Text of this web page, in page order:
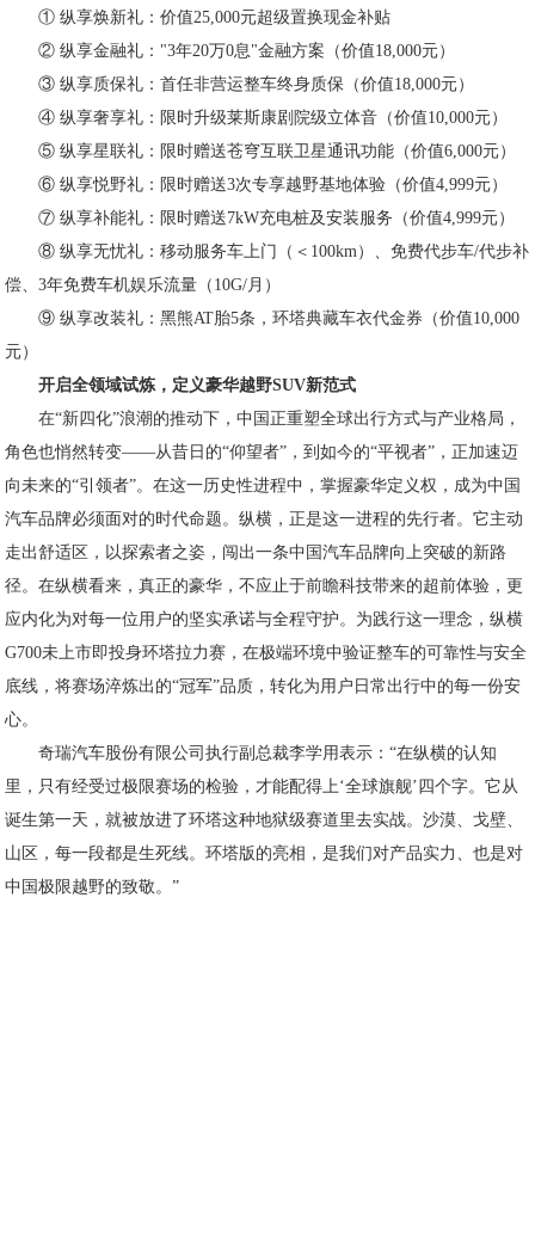
① 纵享焕新礼：价值25,000元超级置换现金补贴
② 纵享金融礼："3年20万0息"金融方案（价值18,000元）
③ 纵享质保礼：首任非营运整车终身质保（价值18,000元）
④ 纵享奢享礼：限时升级莱斯康剧院级立体音（价值10,000元）
⑤ 纵享星联礼：限时赠送苍穹互联卫星通讯功能（价值6,000元）
⑥ 纵享悦野礼：限时赠送3次专享越野基地体验（价值4,999元）
⑦ 纵享补能礼：限时赠送7kW充电桩及安装服务（价值4,999元）
⑧ 纵享无忧礼：移动服务车上门（＜100km）、免费代步车/代步补
偿、3年免费车机娱乐流量（10G/月）
⑨ 纵享改装礼：黑熊AT胎5条，环塔典藏车衣代金券（价值10,000
元）
开启全领域试炼， 定义豪华越野SUV新范式
在“新四化”浪潮的推动下，中国正重塑全球出行方式与产业格局，
角色也悄然转变——从昔日的“仰望者”，到如今的“平视者”，正加速迈
向未来的“引领者”。在这一历史性进程中，掌握豪华定义权，成为中国
汽车品牌必须面对的时代命题。纵横，正是这一进程的先行者。它主动
走出舒适区，以探索者之姿，闯出一条中国汽车品牌向上突破的新路
径。在纵横看来，真正的豪华，不应止于前瞻科技带来的超前体验，更
应内化为对每一位用户的坚实承诺与全程守护。为践行这一理念，纵横
G700未上市即投身环塔拉力赛，在极端环境中验证整车的可靠性与安全
底线，将赛场淬炼出的“冠军”品质，转化为用户日常出行中的每一份安
心。
奇瑞汽车股份有限公司执行副总裁李学用表示：“在纵横的认知
里，只有经受过极限赛场的检验，才能配得上‘全球旗舰’四个字。它从
诞生第一天，就被放进了环塔这种地狱级赛道里去实战。沙漠、戈壁、
山区，每一段都是生死线。环塔版的亮相，是我们对产品实力、也是对
中国极限越野的致敬。”